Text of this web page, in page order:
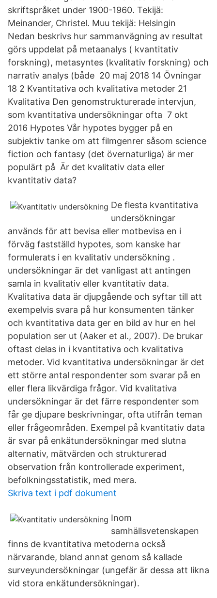
skriftspråket under 1900-1960. Tekijä:
Meinander, Christel. Muu tekijä: Helsingin
Nedan beskrivs hur sammanvägning av resultat
görs uppdelat på metaanalys ( kvantitativ
forskning), metasyntes (kvalitativ forskning) och
narrativ analys (både 20 maj 2018 14 Övningar
18 2 Kvantitativa och kvalitativa metoder 21
Kvalitativa Den genomstrukturerade intervjun,
som kvantitativa undersökningar ofta 7 okt
2016 Hypotes Vår hypotes bygger på en
subjektiv tanke om att filmgenrer såsom science
fiction och fantasy (det övernaturliga) är mer
populärt på Är det kvalitativ data eller
kvantitativ data?
De flesta kvantitativa
undersökningar
används för att bevisa eller motbevisa en i
förväg fastställd hypotes, som kanske har
formulerats i en kvalitativ undersökning .
undersökningar är det vanligast att antingen
samla in kvalitativ eller kvantitativ data.
Kvalitativa data är djupgående och syftar till att
exempelvis svara på hur konsumenten tänker
och kvantitativa data ger en bild av hur en hel
population ser ut (Aaker et al., 2007). De brukar
oftast delas in i kvantitativa och kvalitativa
metoder. Vid kvantitativa undersökningar är det
ett större antal respondenter som svarar på en
eller flera likvärdiga frågor. Vid kvalitativa
undersökningar är det färre respondenter som
får ge djupare beskrivningar, ofta utifrån teman
eller frågeområden. Exempel på kvantitativ data
är svar på enkätundersökningar med slutna
alternativ, mätvärden och strukturerad
observation från kontrollerade experiment,
befolkningsstatistik, med mera.
Skriva text i pdf dokument
Inom
samhällsvetenskapen
finns de kvantitativa metoderna också
närvarande, bland annat genom så kallade
surveyundersökningar (ungefär är dessa att likna
vid stora enkätundersökningar).